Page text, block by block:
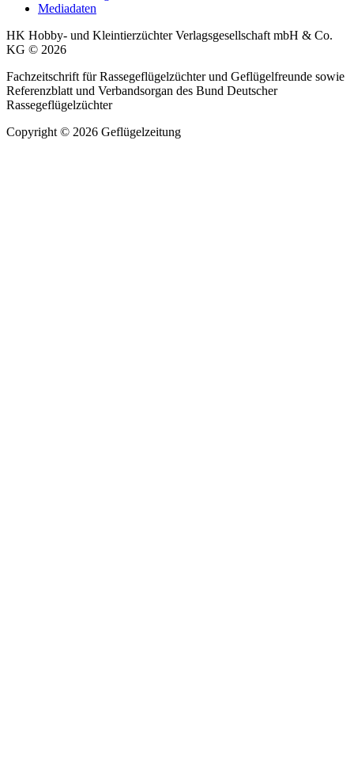
Mediadaten
HK Hobby- und Kleintierzüchter Verlagsgesellschaft mbH & Co.
KG © 2026
Fachzeitschrift für Rassegeflügelzüchter und Geflügelfreunde sowie
Referenzblatt und Verbandsorgan des Bund Deutscher
Rassegeflügelzüchter
Copyright © 2026 Geflügelzeitung